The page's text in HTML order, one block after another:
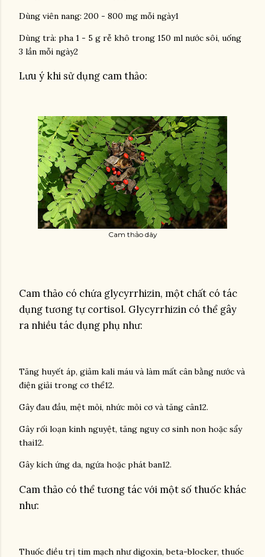
Dùng viên nang: 200 - 800 mg mỗi ngày1
Dùng trà: pha 1 - 5 g rễ khô trong 150 ml nước sôi, uống
3 lần mỗi ngày2
Lưu ý khi sử dụng cam thảo:
Cam thảo dây
Cam thảo có chứa glycyrrhizin, một chất có tác
dụng tương tự cortisol. Glycyrrhizin có thể gây
ra nhiều tác dụng phụ như:
Tăng huyết áp, giảm kali máu và làm mất cân bằng nước và
điện giải trong cơ thể12.
Gây đau đầu, mệt mỏi, nhức mỏi cơ và tăng cân12.
Gây rối loạn kinh nguyệt, tăng nguy cơ sinh non hoặc sẩy
thai12.
Gây kích ứng da, ngứa hoặc phát ban12.
Cam thảo có thể tương tác với một số thuốc khác
như:
Thuốc điều trị tim mạch như digoxin, beta-blocker, thuốc